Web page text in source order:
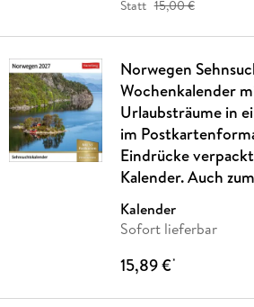
Statt 15,00 €
Norwegen
Wochenkalender
Urlaubsträume in
im
Eindrücke
Kalender. Auch
Kalender
Sofort lieferbar
15,89 €*